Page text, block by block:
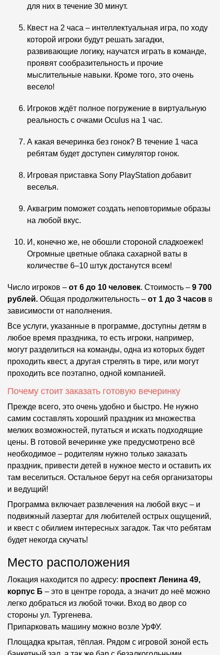
для них в течение 30 минут.
Квест на 2 часа – интеллектуальная игра, по ходу
которой игроки будут решать загадки,
развивающие логику, научатся играть в команде,
проявят сообразительность и прочие
мыслительные навыки. Кроме того, это очень
весело!
Игроков ждёт полное погружение в виртуальную
реальность с очками Oculus на 1 час.
А какая вечеринка без гонок? В течение 1 часа
ребятам будет доступен симулятор гонок.
Игровая приставка Sony PlayStation добавит
веселья.
Аквагрим поможет создать неповторимые образы
на любой вкус.
И, конечно же, не обошли стороной сладкоежек!
Огромные цветные облака сахарной ваты в
количестве 6–10 штук достанутся всем!
Число игроков – от 6 до 10 человек. Стоимость – 9 700
рублей. Общая продолжительность – от 1 до 3 часов в
зависимости от наполнения.
Все услуги, указанные в программе, доступны детям в
любое время праздника, то есть игроки, например,
могут разделиться на команды, одна из которых будет
проходить квест, а другая стрелять в тире, или могут
проходить все поэтапно, одной компанией.
Почему стоит заказать готовую вечеринку
Прежде всего, это очень удобно и быстро. Не нужно
самим составлять хороший праздник из множества
мелких возможностей, путаться и искать подходящие
цены. В готовой вечеринке уже предусмотрено всё
необходимое – родителям нужно только заказать
праздник, привести детей в нужное место и оставить их
там веселиться. Остальное берут на себя организаторы
и ведущий!
Программа включает развлечения на любой вкус – и
подвижный лазертаг для любителей острых ощущений,
и квест с обилием интересных загадок. Так что ребятам
будет некогда скучать!
Место расположения
Локация находится по адресу: проспект Ленина 49,
корпус Б – это в центре города, а значит до неё можно
легко добраться из любой точки. Вход во двор со
стороны ул. Тургенева.
Припарковать машину можно возле УрФУ.
Площадка крытая, тёплая. Рядом с игровой зоной есть